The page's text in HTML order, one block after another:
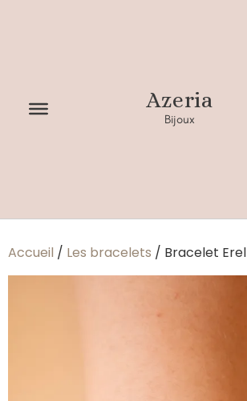
Azeria
Bijoux
Accueil / Les bracelets / Bracelet Erel